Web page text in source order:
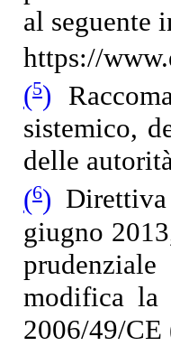
al seguente
https://
(5)
sistemico,
delle
(6) Direttiva
giugno
modifica la
2006/49/CE